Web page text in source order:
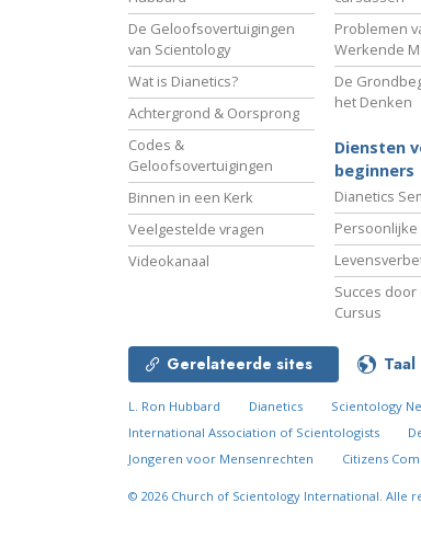
De Geloofsovertuigingen
van Scientology
Wat is Dianetics?
Achtergrond & Oorsprong
Codes &
Geloofsovertuigingen
Binnen in een Kerk
Veelgestelde vragen
Videokanaal
Problemen
Werkende
De
het Denken
Diensten
beginners
Dianetics
Persoonlijke
Succes door
Cursus
Gerelateerde sites Taal
L. Ron Hubbard Dianetics Scientology
International Association of Scientologists
Jongeren voor Mensenrechten
Citizens
© 2026 Church of Scientology International. Alle